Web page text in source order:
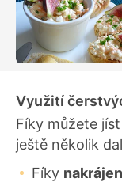
Využití
Fíky můžete
ještě několik
Fíky